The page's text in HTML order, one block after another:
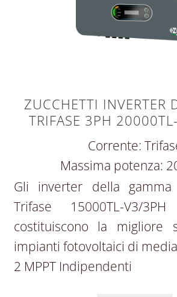
ZUCCHETTI INVERTER
TRIFASE 3PH
Corrente:
Massima potenza:
Gli inverter della gamma
Trifase 15000TL-V3/3PH
costituiscono la migliore
impianti fotovoltaici di
2 MPPT Indipendenti